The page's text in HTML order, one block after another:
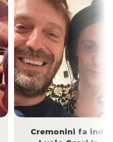
Cremonini fa